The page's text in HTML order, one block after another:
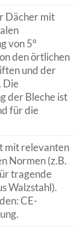
Dächer mit
von 5°
den örtlichen
und der
Die
der Bleche ist
für die
mit relevanten
Normen (z.B.
tragende
Walzstahl).
CE-